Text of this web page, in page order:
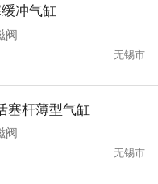
冲气缸
阀
无锡市
塞杆薄型气缸
阀
无锡市